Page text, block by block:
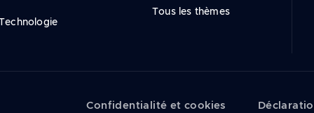
Tous les thèmes
Confidentialité et cookies